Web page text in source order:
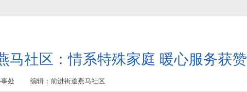
马社区：情系特殊家庭 暖心服务获赞
事处 编辑：前进街道燕马社区